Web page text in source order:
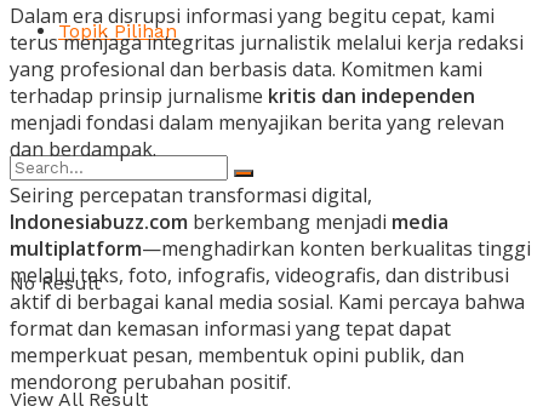
Topik Pilihan
No Result
View All Result
Dalam era disrupsi informasi yang begitu cepat, kami
terus menjaga integritas jurnalistik melalui kerja redaksi
yang profesional dan berbasis data. Komitmen kami
terhadap prinsip jurnalisme kritis dan independen
menjadi fondasi dalam menyajikan berita yang relevan
dan berdampak.
Seiring percepatan transformasi digital,
Indonesiabuzz.com berkembang menjadi media
multiplatform—menghadirkan konten berkualitas tinggi
melalui teks, foto, infografis, videografis, dan distribusi
aktif di berbagai kanal media sosial. Kami percaya bahwa
format dan kemasan informasi yang tepat dapat
memperkuat pesan, membentuk opini publik, dan
mendorong perubahan positif.